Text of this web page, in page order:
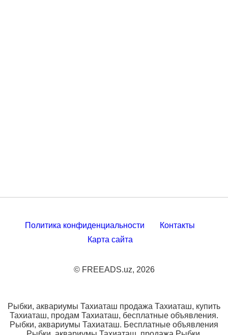
Политика конфиденциальности
Контакты
Карта сайта
© FREEADS.uz, 2026
Рыбки, аквариумы Тахиаташ продажа Тахиаташ, купить
Тахиаташ, продам Тахиаташ, бесплатные объявления.
Рыбки, аквариумы Тахиаташ. Бесплатные объявления